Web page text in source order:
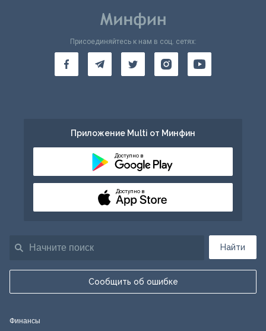
Найти
Сообщить об ошибке
Присоединяйтесь к нам в соц. сетях:
Приложение Multi от Минфин
Доступно в
Доступно в
Финансы